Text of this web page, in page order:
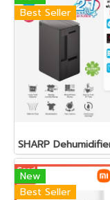
Best Seller
New
Best Seller